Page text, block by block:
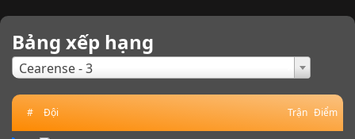
Bảng xếp hạng
Cearense - 3
# Đội Trận Điểm